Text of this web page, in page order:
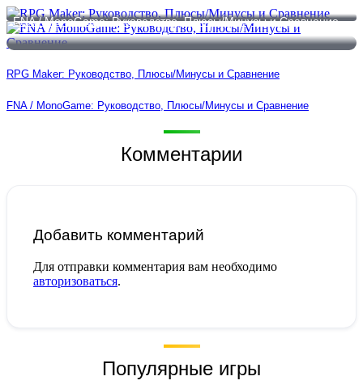
FNA / MonoGame: Руководство, Плюсы/Минусы и Сравнение
RPG Maker: Руководство, Плюсы/Минусы и Сравнение
FNA / MonoGame: Руководство, Плюсы/Минусы и Сравнение
Комментарии
Добавить комментарий
Для отправки комментария вам необходимо
авторизоваться.
Популярные игры